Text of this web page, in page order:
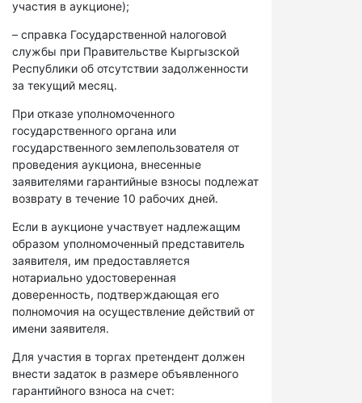
участия в аукционе);
– справка Государственной налоговой
службы при Правительстве Кыргызской
Республики об отсутствии задолженности
за текущий месяц.
При отказе уполномоченного
государственного органа или
государственного землепользователя от
проведения аукциона, внесенные
заявителями гарантийные взносы подлежат
возврату в течение 10 рабочих дней.
Если в аукционе участвует надлежащим
образом уполномоченный представитель
заявителя, им предоставляется
нотариально удостоверенная
доверенность, подтверждающая его
полномочия на осуществление действий от
имени заявителя.
Для участия в торгах претендент должен
внести задаток в размере объявленного
гарантийного взноса на счет: